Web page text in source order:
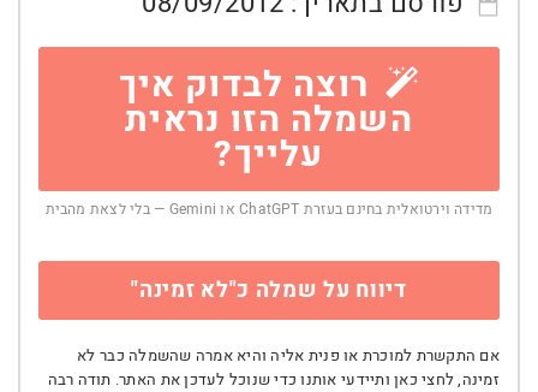
רוצה לבדוק איך
השמלה הזו נראית
עלייך?
מדידה וירטואלית בחינם בעזרת ChatGPT או Gemini — בלי לצאת מהבית
דיווח על שמלה כ"לא זמינה"
אם התקשרת למוכרת או פנית אליה והיא אמרה שהשמלה כבר לא
זמינה, לחצי כאן ותיידעי אותנו כדי שנוכל לעדכן את האתר. תודה רבה